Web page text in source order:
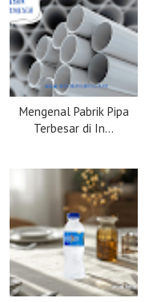
Mengenal Pabrik Pipa
Terbesar di In...